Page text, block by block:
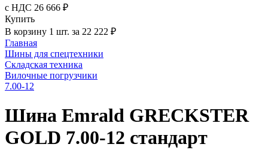
с НДС 26 666 ₽
Купить
В корзину 1 шт. за 22 222 ₽
Главная
Шины для спецтехники
Складская техника
Вилочные погрузчики
7.00-12
Шина Emrald GRECKSTER
GOLD 7.00-12 стандарт